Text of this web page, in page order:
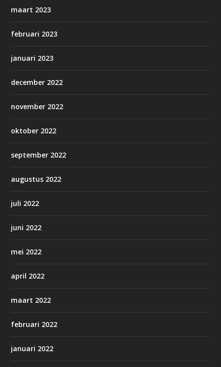
maart 2023
februari 2023
januari 2023
december 2022
november 2022
oktober 2022
september 2022
augustus 2022
juli 2022
juni 2022
mei 2022
april 2022
maart 2022
februari 2022
januari 2022